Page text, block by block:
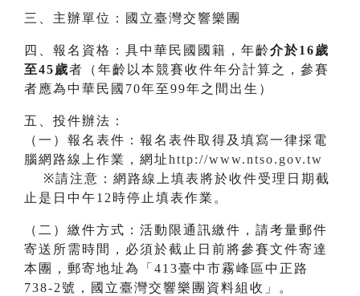
三、主辦單位：國立臺灣交響樂團
四、報名資格：具中華民國國籍，年齡介於16歲
至45歲者（年齡以本競賽收件年分計算之，參賽
者應為中華民國70年至99年之間出生）
五、投件辦法：
（一）報名表件：報名表件取得及填寫一律採電
腦網路線上作業，網址http://www.ntso.gov.tw
※請注意：網路線上填表將於收件受理日期截
止是日中午12時停止填表作業。
（二）繳件方式：活動限通訊繳件，請考量郵件
寄送所需時間，必須於截止日前將參賽文件寄達
本團，郵寄地址為「413臺中市霧峰區中正路
738-2號，國立臺灣交響樂團資料組收」。